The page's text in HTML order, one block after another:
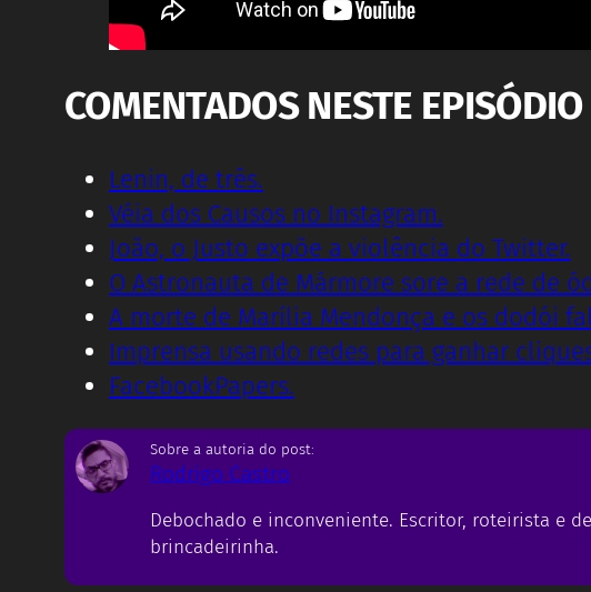
COMENTADOS NESTE EPISÓDIO
Lenin, de três.
Véia dos Causos no Instagram.
João, o Justo expõe a violência do Twitter.
O Astronauta de Mármore sore a rede de
A morte de Marília Mendonça e os dodói
Imprensa usando redes para ganhar
FacebookPapers.
Sobre a autoria do post:
Rodrigo Castro
Debochado e inconveniente. Escritor, roteirista e
brincadeirinha.